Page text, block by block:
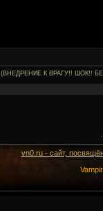
(ВНЕДРЕНИЕ К ВРАГУ!! ШОК!!
vn0.ru - сайт,